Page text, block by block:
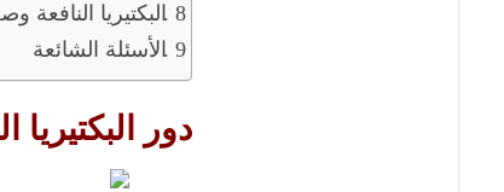
البكتيريا النافعة
الأسئلة الشائعة
دور